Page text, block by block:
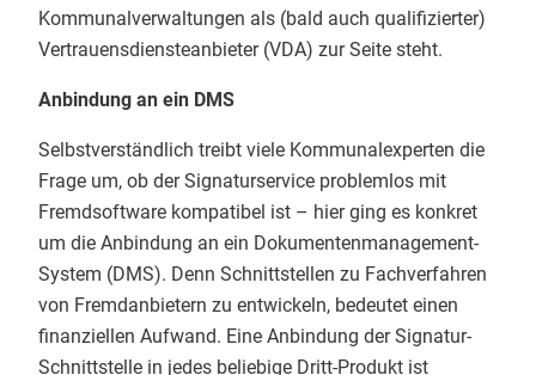
Kommunalverwaltungen als (bald auch qualifizierter)
Vertrauensdiensteanbieter (VDA) zur Seite steht.
Anbindung an ein DMS
Selbstverständlich treibt viele Kommunalexperten die
Frage um, ob der Signaturservice problemlos mit
Fremdsoftware kompatibel ist – hier ging es konkret
um die Anbindung an ein Dokumentenmanagement-
System (DMS). Denn Schnittstellen zu Fachverfahren
von Fremdanbietern zu entwickeln, bedeutet einen
finanziellen Aufwand. Eine Anbindung der Signatur-
Schnittstelle in jedes beliebige Dritt-Produkt ist